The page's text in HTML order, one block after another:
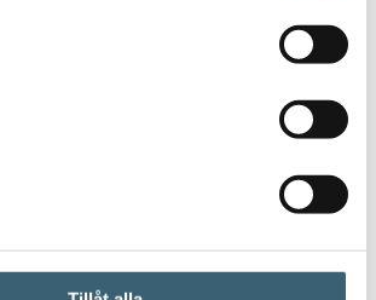
12m